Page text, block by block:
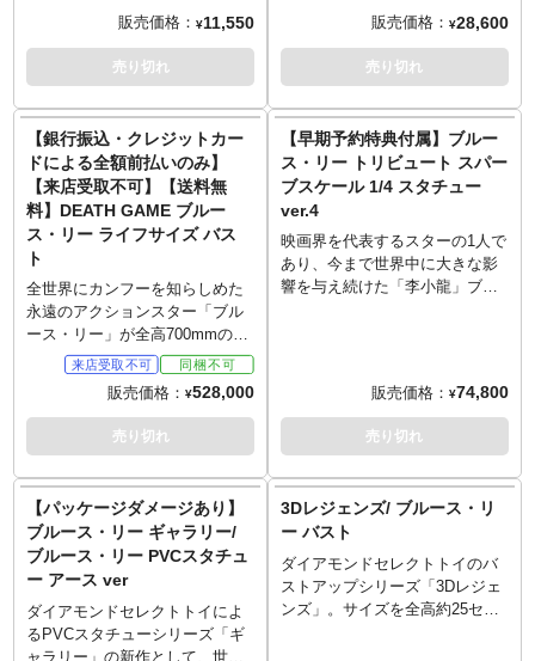
■スマートフォンでご予約の場合
はご予約後に別途内金のご案内
メールをお送りします。
品・キャンセルは一切受付でき
ません。
■発売時期につきましては予定と
なりますため、大幅に遅れや前
倒しとなる場合もございます。
代金のうち「\30,000」を内金と
してお支払いをお願いします
（内金確認をもってご予約受付
とさせていただきます）。
■内金は同ページに記載しており
ますURLからご注文ください。
■残りの商品代金につきましては
入荷後に支払いいただきます。
■商品入荷のご案内後に通常どお
り配送指示をお願いします。
はご予約後に別途内金のご案内
メールをお送りします。
■お客様都合による本商品の返
品・キャンセルは一切受付でき
※パッケージにダメージ、また
は汚れがございます。
技ファンから今なお愛され続け
ている「李小龍」ブルース・リ
ーがラインナップです！トレー
ドマークの一つと言える、サイ
クスーツ。フォルムと可動を両
立させ、様々なアクションポー
ズが再現可能。頭部は計3種が付
属、咆哮する表情などがチョイ
スされ、お好みで差し替えして
楽しめます！多数のハンドパー
ツに加え、ヌンチャクも数種、
そしてバンブーウィップも付属
した豪華仕様。
販売価格： ¥11,550
売り切れ
ック、アニメーションなど、
様々なキャラクターを「コレク
ション」するのに適したシリー
ズ。並べた際のイメージに注力
り、他のバストモデルに干渉し
ない絶妙なサイズになっていま
す。新作としてラインナップす
るのは、1966～70年にかけてTV
シリーズとして放送された『グ
リーンホーネット』から、主人
公グリーンホーネットの相棒で
あるカトーです。演じるは、後
※この商品は入荷数の減数など
によりご予約をキャンセル頂く
場合や、分納での入荷となる場
販売価格： ¥28,600
売り切れ
【銀行振込・クレジットカー
ドによる全額前払いのみ】
【来店受取不可】【送料無
料】DEATH GAME ブルー
ス・リー ライフサイズ バス
ト
全世界にカンフーを知らしめた
永遠のアクションスター「ブル
ース・リー」が全高700mmの胸
像で降臨。今回は肌にはプラチ
ナシリコン、目には特注のプロ
テーゼを使用し再現度高く立体
化しました。彼を代表する武器
ヌンチャクや戦いに臨む姿など
鳥音が聞こえてきそうです。
～ご注意事項～以下ご了承の上
ご予約をお願いいたします～
■発売時期につきましては予定と
なりますため、大幅に遅れや前
倒しとなる場合もございます。
■ご予約いただいた時点で、商品
代金全額となる「\528,000」を
販売価格： ¥528,000
売り切れ
【早期予約特典付属】ブルー
ス・リー トリビュート スパー
ブスケール 1/4 スタチュー
ver.4
映画界を代表するスターの1人で
あり、今まで世界中に大きな影
響を与え続けた「李小龍」ブル
ケール」にてスタチュー化しま
した。4度目となる今回は、映画
『ドラゴンへの道 Way of the
2つのヌンチャクを持った姿を、
1/4スケールにて再現。ディレク
ターにK.A.キム氏を迎え、目の
光沢、肌の質感、流れる汗、毛
穴にいたるまで、半透明スキン
エフェクト技術を採用したボデ
販売価格： ¥74,800
売り切れ
【パッケージダメージあり】
ブルース・リー ギャラリー/
ブルース・リー PVCスタチュ
ー アース ver
ダイアモンドセレクトトイによ
るPVCスタチューシリーズ「ギ
ャラリー」の新作として、世界
3Dレジェンズ/ ブルース・リ
ー バスト
ダイアモンドセレクトトイのバ
ストアップシリーズ「3Dレジェ
ンズ」。サイズを全高約25セン